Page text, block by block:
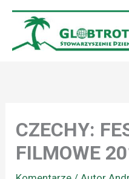
Przejdź
treści
CZECHY:
FILMOWE